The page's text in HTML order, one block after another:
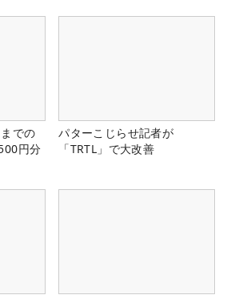
での
円分
パターこじらせ記者が
「TRTL」で大改善